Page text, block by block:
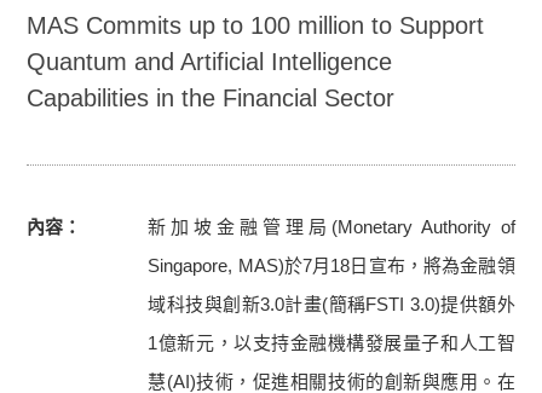
MAS Commits up to 100 million to Support
Quantum and Artificial Intelligence
Capabilities in the Financial Sector
內容
新加坡金融管理局(Monetary Authority of
Singapore, MAS)於7月18日宣布，將為金融領
域科技與創新3.0計畫(簡稱FSTI 3.0)提供額外
1億新元，以支持金融機構發展量子和人工智
慧(AI)技術，促進相關技術的創新與應用。在